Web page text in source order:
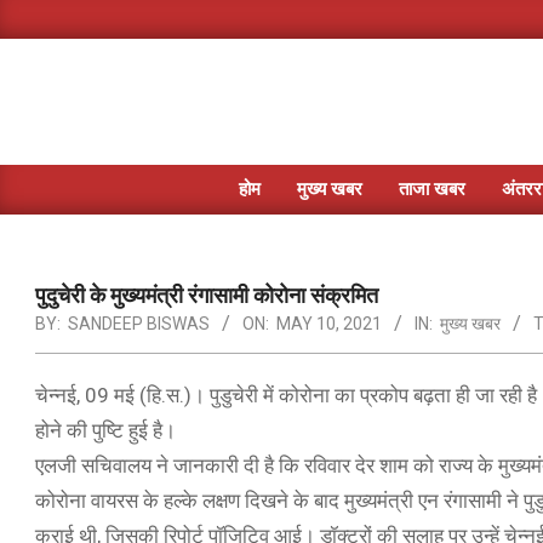
to
होम मुख्य खबर ताजा खबर
पुदुचेरी के मुख्यमंत्री रंगासामी कोरोना संक्रमित
BY: SANDEEP BISWAS ON: MAY 10, 2021 IN: मुख्य खबर
चेन्नई, 09 मई (हि.स.)। पुडुचेरी में कोरोना का प्रकोप बढ़ता ही जा रही
होने की पुष्टि हुई है।
एलजी सचिवालय ने जानकारी दी है कि रविवार देर शाम को राज्य के
कोरोना वायरस के हल्के लक्षण दिखने के बाद मुख्यमंत्री एन रंगासामी ने
कराई थी, जिसकी रिपोर्ट पॉजिटिव आई। डॉक्टरों की सलाह पर उन्हें